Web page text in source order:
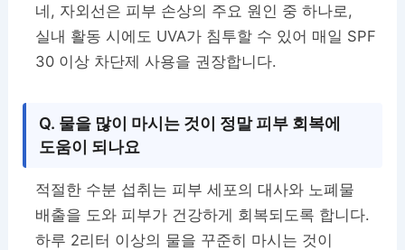
네, 자외선은 피부 손상의 주요 원인 중 하나로,
실내 활동 시에도 UVA가 침투할 수 있어 매일 SPF
30 이상 차단제 사용을 권장합니다.
Q. 물을 많이 마시는 것이 정말 피부 회복에
도움이 되나요
적절한 수분 섭취는 피부 세포의 대사와 노폐물
배출을 도와 피부가 건강하게 회복되도록 합니다.
하루 2리터 이상의 물을 꾸준히 마시는 것이